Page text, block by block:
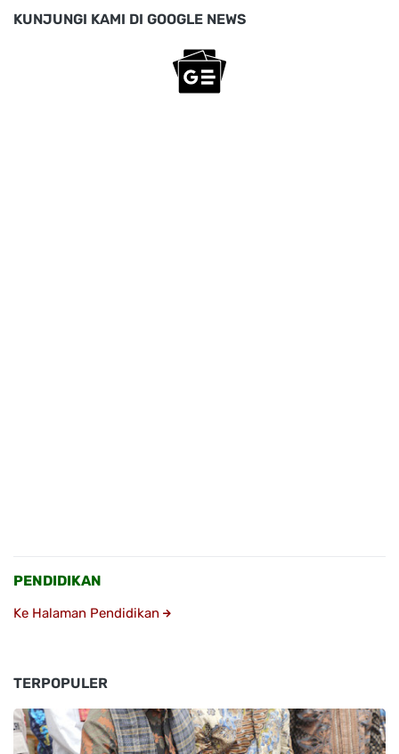
KUNJUNGI KAMI DI GOOGLE NEWS
PENDIDIKAN
Ke Halaman Pendidikan
TERPOPULER